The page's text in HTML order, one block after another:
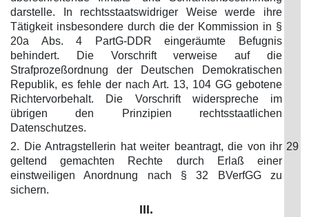
darstelle. In rechtsstaatswidriger Weise werde ihre
Tätigkeit insbesondere durch die der Kommission in §
20a Abs. 4 PartG-DDR eingeräumte Befugnis
behindert. Die Vorschrift verweise auf die
Strafprozeßordnung der Deutschen Demokratischen
Republik, es fehle der nach Art. 13, 104 GG gebotene
Richtervorbehalt. Die Vorschrift widerspreche im
übrigen den Prinzipien rechtsstaatlichen
Datenschutzes.
2. Die Antragstellerin hat weiter beantragt, die von ihr
geltend gemachten Rechte durch Erlaß einer
einstweiligen Anordnung nach § 32 BVerfGG zu
sichern.
29
III.